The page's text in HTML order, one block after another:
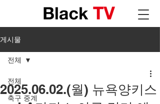
게시물
전체
축구 중계
전체
2025.06.02.(월) 뉴욕양키스